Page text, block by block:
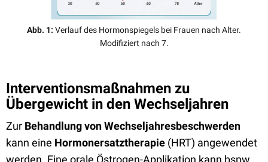
Abb. 1: Verlauf des Hormonspiegels bei Frauen nach Alter.
Modifiziert nach 7.
Interventionsmaßnahmen zu
Übergewicht in den Wechseljahren
Zur Behandlung von Wechseljahresbeschwerden
kann eine Hormonersatztherapie (HRT) angewendet
werden. Eine orale Östrogen-Applikation kann bspw.